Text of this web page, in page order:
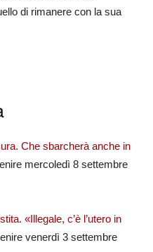
di rimanere con la sua
Che sbarcherà anche in
mercoledì 8 settembre
«Illegale, c’è l’utero in
venerdì 3 settembre